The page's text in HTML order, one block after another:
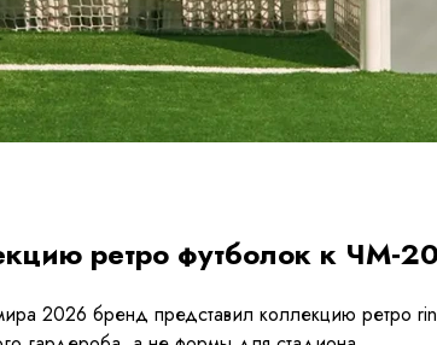
ретро футболок к
2026 бренд представил коллекцию ретро